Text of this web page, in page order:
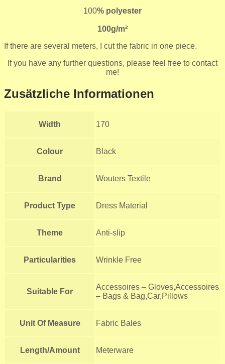
100% polyester
100g/m²
If there are several meters, I cut the fabric in one piece.
If you have any further questions, please feel free to contact
me!
Zusätzliche Informationen
Width 170
Colour Black
Brand Wouters Textile
Product Type Dress Material
Theme Anti-slip
Particularities Wrinkle Free
Suitable For
Accessoires – Gloves,Accessoires
– Bags & Bag,Car,Pillows
Unit Of Measure Fabric Bales
Length/Amount Meterware